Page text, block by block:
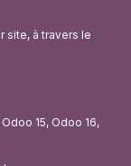
site, à travers le
15, Odoo 16,